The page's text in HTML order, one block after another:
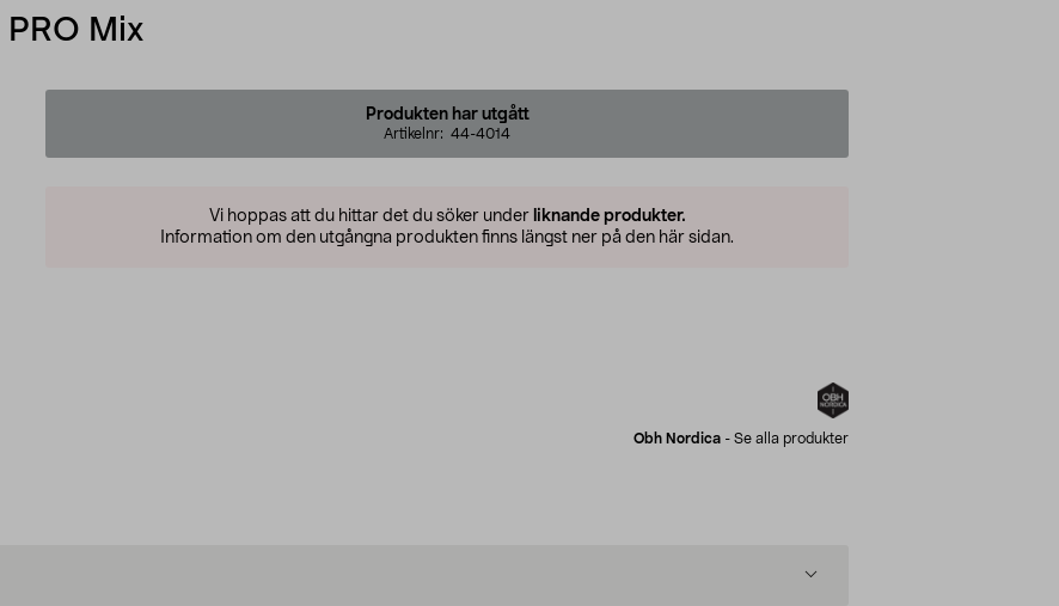
Mix
Produkten har utgått
Artikelnr: 44-4014
Vi hoppas att du hittar det du söker under liknande produkter.
Information om den utgångna produkten finns längst ner på den här sidan.
Obh Nordica - Se alla produkter